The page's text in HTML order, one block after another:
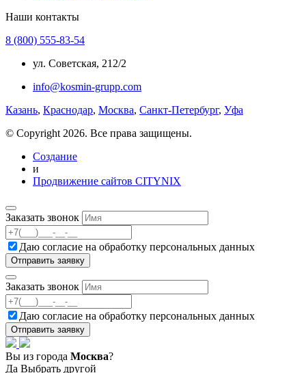
Наши контакты
8 (800) 555-83-54
ул. Советская, 212/2
info@kosmin-grupp.com
Казань, Краснодар, Москва, Санкт-Петербург, Уфа
© Copyright 2026. Все права защищены.
Создание
и
Продвижение сайтов CITYNIX
Заказать звонок
Даю согласие на обработку персональных данных
Заказать звонок
Даю согласие на обработку персональных данных
Вы из города Москва?
Да Выбрать другой